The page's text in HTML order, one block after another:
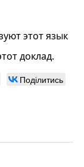
этот язык
доклад.
Поділитись